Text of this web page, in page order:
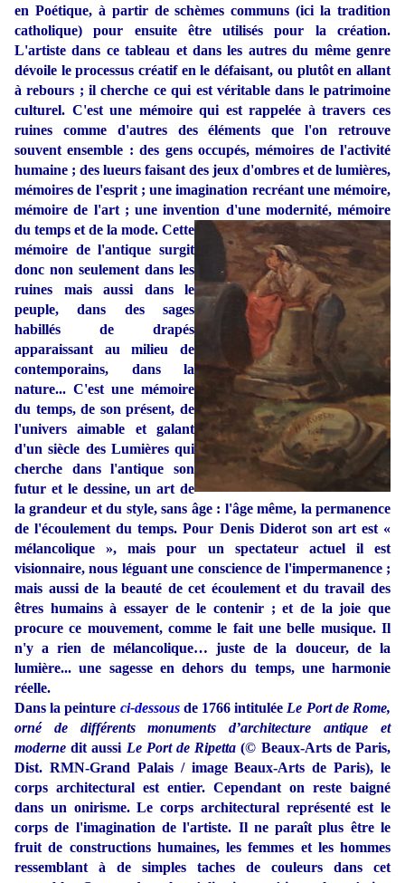
en Poétique, à partir de schèmes communs (ici la tradition
catholique) pour ensuite être utilisés pour la création.
L'artiste dans ce tableau et dans les autres du même genre
dévoile le processus créatif en le défaisant, ou plutôt en allant
à rebours ; il cherche ce qui est véritable dans le patrimoine
culturel. C'est une mémoire qui est rappelée à travers ces
ruines comme d'autres des éléments que l'on retrouve
souvent ensemble : des gens occupés, mémoires de l'activité
humaine ; des lueurs faisant des jeux d'ombres et de lumières,
mémoires de l'esprit ; une imagination recréant une mémoire,
mémoire de l'art ; une invention d'une modernité, mémoire
du temps et de la mode. Cette
mémoire de l'antique surgit
donc non seulement dans les
ruines mais aussi dans le
peuple, dans des sages
habillés de drapés
apparaissant au milieu de
contemporains, dans la
nature... C'est une mémoire
du temps, de son présent, de
l'univers aimable et galant
d'un siècle des Lumières qui
cherche dans l'antique son
futur et le dessine, un art de
la grandeur et du style, sans âge : l'âge même, la permanence
de l'écoulement du temps. Pour Denis Diderot son art est «
mélancolique », mais pour un spectateur actuel il est
visionnaire, nous léguant une conscience de l'impermanence ;
mais aussi de la beauté de cet écoulement et du travail des
êtres humains à essayer de le contenir ; et de la joie que
procure ce mouvement, comme le fait une belle musique. Il
n'y a rien de mélancolique… juste de la douceur, de la
lumière... une sagesse en dehors du temps, une harmonie
réelle.
Dans la peinture ci-dessousde 1766 intitulée Le Port de Rome,
orné de différents monuments d’architecture antique et
moderne dit aussi Le Port de Ripetta (© Beaux-Arts de Paris,
Dist. RMN-Grand Palais / image Beaux-Arts de Paris), le
corps architectural est entier. Cependant on reste baigné
dans un onirisme. Le corps architectural représenté est le
corps de l'imagination de l'artiste. Il ne paraît plus être le
fruit de constructions humaines, les femmes et les hommes
ressemblant à de simples taches de couleurs dans cet